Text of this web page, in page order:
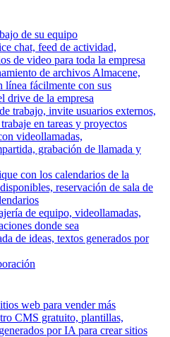
de su equipo
chat, feed de actividad,
de video para toda la empresa
de archivos Almacene,
línea fácilmente con sus
drive de la empresa
trabajo, invite usuarios externos,
en tareas y proyectos
videollamadas,
grabación de llamada y
con los calendarios de la
reservación de sala de
de equipo, videollamadas,
donde sea
de ideas, textos generados por
web para vender más
CMS gratuito, plantillas,
por IA para crear sitios